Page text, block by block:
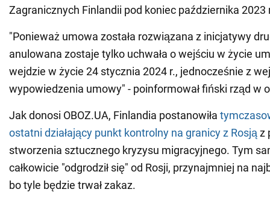
Zagranicznych Finlandii pod koniec października 2023
"Ponieważ umowa została rozwiązana z inicjatywy
anulowana zostaje tylko uchwała o wejściu w życie
wejdzie w życie 24 stycznia 2024 r., jednocześnie z
wypowiedzenia umowy" - poinformował fiński rząd w
Jak donosi OBOZ.UA, Finlandia postanowiła
ostatni działający punkt kontrolny na granicy z Rosjąz
stworzenia sztucznego kryzysu migracyjnego. Tym
całkowicie "odgrodził się" od Rosji, przynajmniej na
bo tyle będzie trwał zakaz.